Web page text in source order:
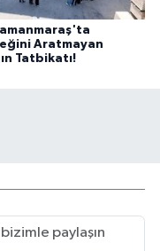
Aratmayan
Tatbikatı!